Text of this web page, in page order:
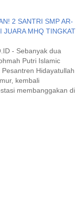
2 SANTRI SMP AR-
JUARA MHQ TINGKAT
- Sebanyak dua
Putri Islamic
Hidayatullah
kembali
membanggakan di